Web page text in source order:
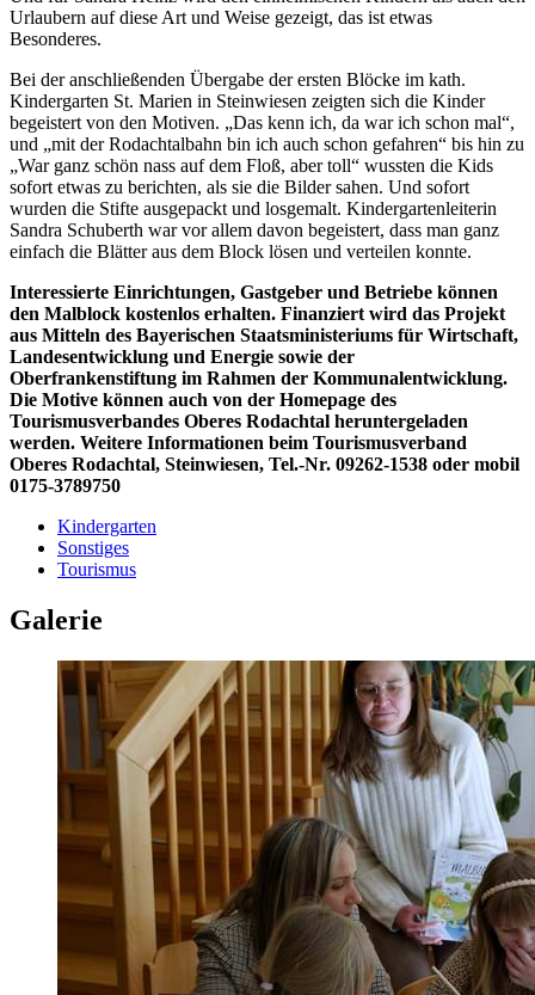
Urlaubern auf diese Art und Weise gezeigt, das ist etwas
Besonderes.
Bei der anschließenden Übergabe der ersten Blöcke im kath.
Kindergarten St. Marien in Steinwiesen zeigten sich die Kinder
begeistert von den Motiven. „Das kenn ich, da war ich schon mal“,
und „mit der Rodachtalbahn bin ich auch schon gefahren“ bis hin zu
„War ganz schön nass auf dem Floß, aber toll“ wussten die Kids
sofort etwas zu berichten, als sie die Bilder sahen. Und sofort
wurden die Stifte ausgepackt und losgemalt. Kindergartenleiterin
Sandra Schuberth war vor allem davon begeistert, dass man ganz
einfach die Blätter aus dem Block lösen und verteilen konnte.
Interessierte Einrichtungen, Gastgeber und Betriebe können
den Malblock kostenlos erhalten. Finanziert wird das Projekt
aus Mitteln des Bayerischen Staatsministeriums für Wirtschaft,
Landesentwicklung und Energie sowie der
Oberfrankenstiftung im Rahmen der Kommunalentwicklung.
Die Motive können auch von der Homepage des
Tourismusverbandes Oberes Rodachtal heruntergeladen
werden. Weitere Informationen beim Tourismusverband
Oberes Rodachtal, Steinwiesen, Tel.-Nr. 09262-1538 oder mobil
0175-3789750
Kindergarten
Sonstiges
Tourismus
Galerie